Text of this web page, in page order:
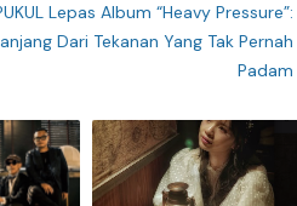
Lepas Album “Heavy Pressure”:
Dari Tekanan Yang Tak Pernah
Padam